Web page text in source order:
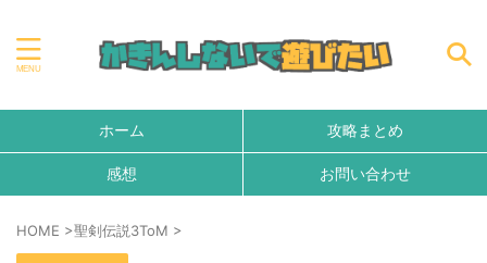
ホーム 攻略まとめ
感想 お問い合わせ
HOME >聖剣伝説3ToM >